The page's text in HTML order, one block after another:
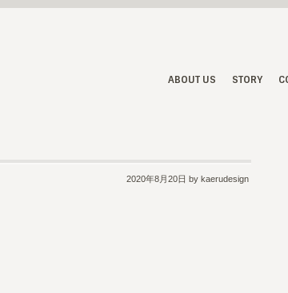
ABOUT US STORY
2020年8月20日 by kaerudesign